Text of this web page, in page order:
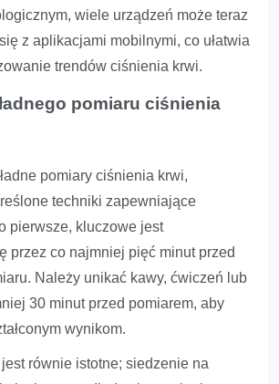
wiele urządzeń może teraz
z aplikacjami mobilnymi, co ułatwia
trendów ciśnienia krwi.
pomiaru ciśnienia
pomiary ciśnienia krwi,
techniki zapewniające
pierwsze, kluczowe jest
przez co najmniej pięć minut przed
Należy unikać kawy, ćwiczeń lub
30 minut przed pomiarem, aby
wynikom.
równie istotne; siedzenie na